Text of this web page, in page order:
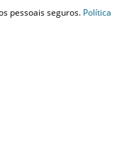
pessoais seguros. Política